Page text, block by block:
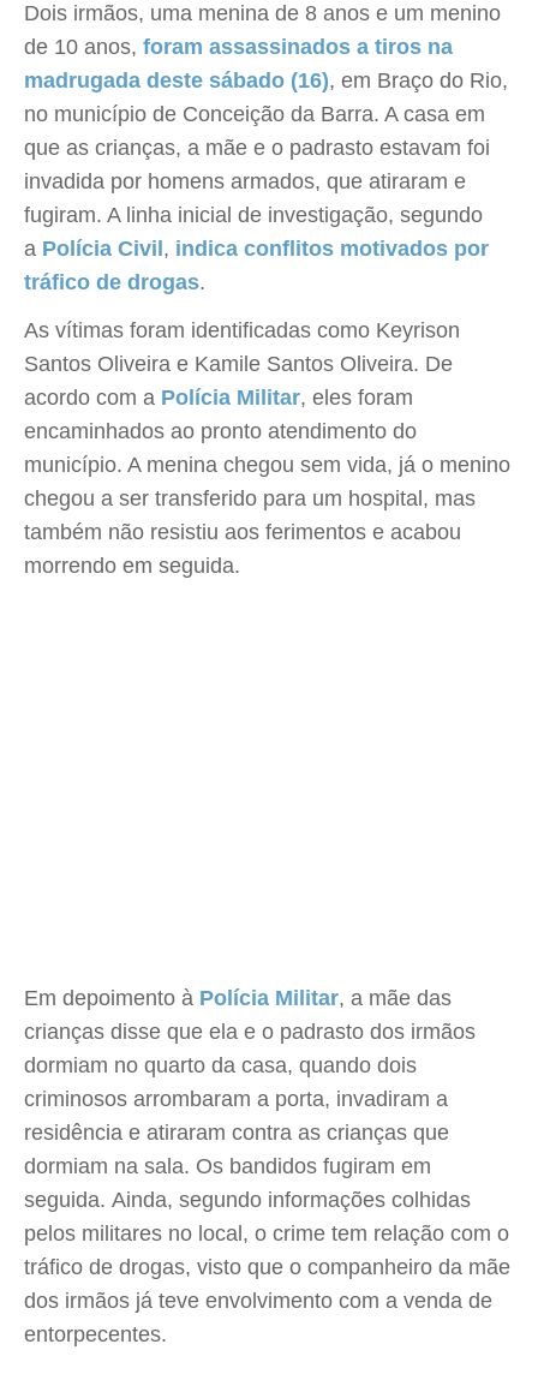
Dois irmãos, uma menina de 8 anos e um menino
de 10 anos, foram assassinados a tiros na
madrugada deste sábado (16), em Braço do Rio,
no município de Conceição da Barra. A casa em
que as crianças, a mãe e o padrasto estavam foi
invadida por homens armados, que atiraram e
fugiram. A linha inicial de investigação, segundo
a Polícia Civil , indica conflitos motivados por
tráfico de drogas.
As vítimas foram identificadas como Keyrison
Santos Oliveira e Kamile Santos Oliveira. De
acordo com a Polícia Militar, eles foram
encaminhados ao pronto atendimento do
município. A menina chegou sem vida, já o menino
chegou a ser transferido para um hospital, mas
também não resistiu aos ferimentos e acabou
morrendo em seguida.
Em depoimento à Polícia Militar, a mãe das
crianças disse que ela e o padrasto dos irmãos
dormiam no quarto da casa, quando dois
criminosos arrombaram a porta, invadiram a
residência e atiraram contra as crianças que
dormiam na sala. Os bandidos fugiram em
seguida. Ainda, segundo informações colhidas
pelos militares no local, o crime tem relação com o
tráfico de drogas, visto que o companheiro da mãe
dos irmãos já teve envolvimento com a venda de
entorpecentes.